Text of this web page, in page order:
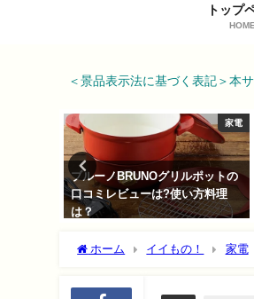
トップ
＜景品表示法に基づく表記＞本
家電
ブルーノBRUNOグリルポットの
口コミレビューは?使い方料理
は？
ホーム イイもの！ 家電